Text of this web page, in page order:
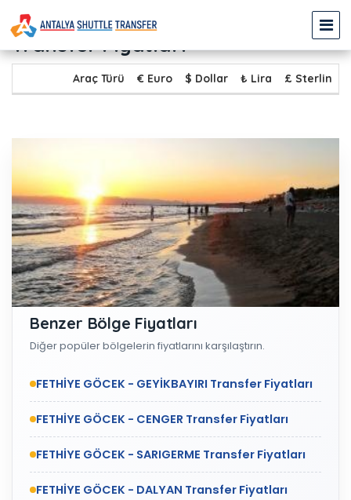
FETHİYE GÖCEK - ÇOLAKLI
Transfer Fiyatları
Araç Türü € Euro $ Dollar ₺ Lira £ Sterlin
Benzer Bölge Fiyatları
Diğer popüler bölgelerin fiyatlarını karşılaştırın.
FETHİYE GÖCEK - GEYİKBAYIRI Transfer Fiyatları
FETHİYE GÖCEK - CENGER Transfer Fiyatları
FETHİYE GÖCEK - SARIGERME Transfer Fiyatları
FETHİYE GÖCEK - DALYAN Transfer Fiyatları